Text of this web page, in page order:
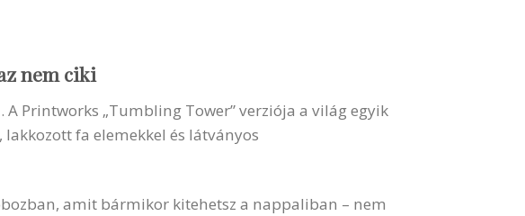
nem ciki
Printworks „Tumbling Tower” verziója a világ egyik
fa elemekkel és látványos
amit bármikor kitehetsz a nappaliban – nem